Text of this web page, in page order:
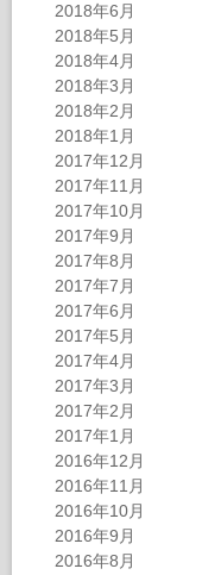
2018年6月
2018年5月
2018年4月
2018年3月
2018年2月
2018年1月
2017年12月
2017年11月
2017年10月
2017年9月
2017年8月
2017年7月
2017年6月
2017年5月
2017年4月
2017年3月
2017年2月
2017年1月
2016年12月
2016年11月
2016年10月
2016年9月
2016年8月